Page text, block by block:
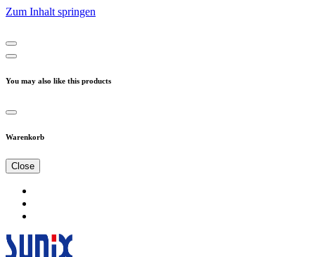
Zum Inhalt springen
You may also like this products
Warenkorb
Close